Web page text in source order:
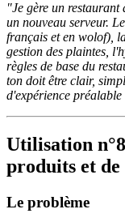
"Je gère un
un nouveau serveur.
français et en wolof),
gestion des plaintes,
règles de base du
ton doit être clair,
d'expérience
Utilisation
produits et de
Le problème